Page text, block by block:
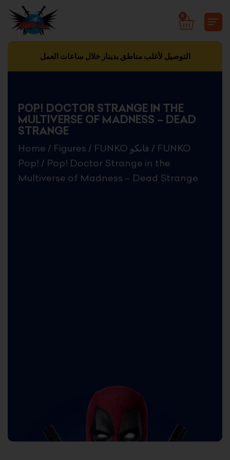
content
0
CART
التوصيل لأغلب مناطق بدينار خلال ساعات العمل
POP! DOCTOR STRANGE IN THE
MULTIVERSE OF MADNESS – DEAD
STRANGE
Home / Figures / FUNKO فانكو / FUNKO
Pop! / Pop! Doctor Strange in the
Multiverse of Madness – Dead Strange